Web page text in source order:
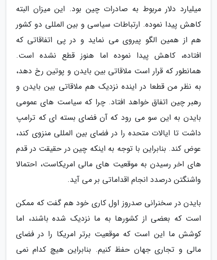
میلیارد دلار مربوط به صادرات چین بود. این میزان البته
کاهش پیدا نموده. ارتباطات سیاسی و بین المللی دو کشور
هم از همین الگو پیروی می نماید و در پی اتفاقاتی که
افتاده، کاهش پیدا نموده اما هنوز قطع نشده است.
همانطور که قرار است ملاقاتی بین بایدن و پوتین رخ دهد،
به نظر من قطعا در اینده نزدیک هم ملاقاتی بین بایدن و
رهبر چین اتفاق خواهد افتاد. چرا که سیاست های عمومی
بایدن به این سو می رود که آن فضای بسته ای که ترامپ
داشت تا ایالات متحده را در فضای بین المللی منزوی کند،
عوض کند. بنابراین با توجه به اینکه چین در حقیقت در قدم
های اخر رسیدن به موقعیت های مالی امریکاست، احتمالا
واشنگتن درصدد انجام اقداماتی بر می آید.
بایدن در سخنرانی صدروز اول کاری خود هم گفت که ممکن
است که بعضی از کشورها به ما نزدیک شده باشند، اما
کوشش ما این است که موقعیت برتر امریکا را در فضای
مالی و تجاری جهان حفظ کنیم. بنابراین هیچ کدام نمی